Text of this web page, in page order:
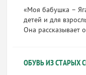
«Моя бабушка –
детей и для
Она рассказывает
ОБУВЬ ИЗ СТАРЫХ